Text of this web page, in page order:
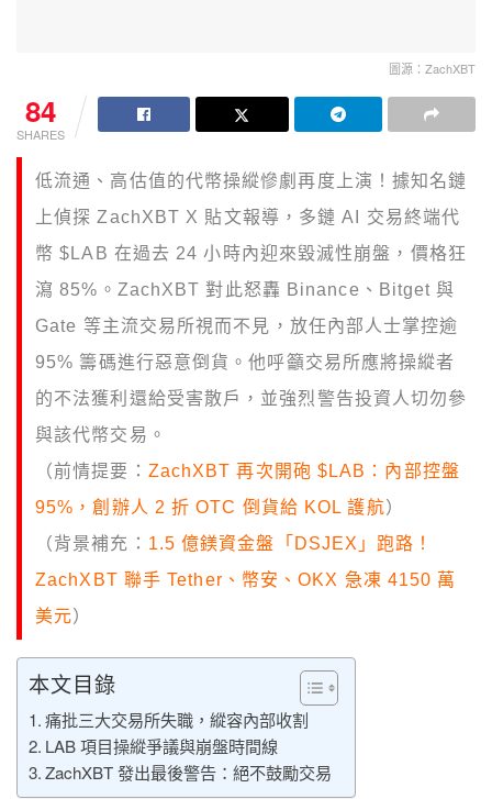
圖源：ZachXBT
84
SHARES
低流通、高估值的代幣操縱慘劇再度上演！據知名鏈
上偵探 ZachXBT X 貼文報導，多鏈 AI 交易終端代
幣 $LAB 在過去 24 小時內迎來毀滅性崩盤，價格狂
瀉 85%。ZachXBT 對此怒轟 Binance、Bitget 與
Gate 等主流交易所視而不見，放任內部人士掌控逾
95% 籌碼進行惡意倒貨。他呼籲交易所應將操縱者
的不法獲利還給受害散戶，並強烈警告投資人切勿參
與該代幣交易。
（前情提要： ZachXBT 再次開砲 $LAB：內部控盤
95%，創辦人 2 折 OTC 倒貨給 KOL 護航）
（背景補充： 1.5 億鎂資金盤「DSJEX」跑路！
ZachXBT 聯手 Tether、幣安、OKX 急凍 4150 萬
美元）
本文目錄
痛批三大交易所失職，縱容內部收割
LAB 項目操縱爭議與崩盤時間線
ZachXBT 發出最後警告：絕不鼓勵交易